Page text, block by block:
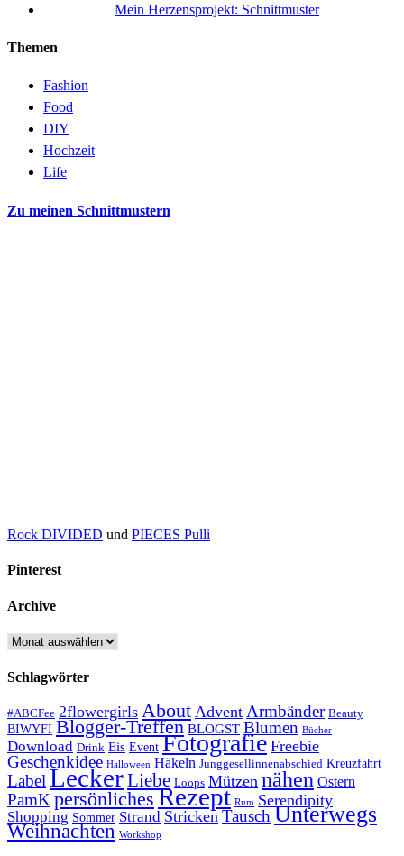
Mein Herzensprojekt: Schnittmuster
Themen
Fashion
Food
DIY
Hochzeit
Life
Zu meinen Schnittmustern
Rock DIVIDED und PIECES Pulli
Pinterest
Archive
Archive
Schlagwörter
#ABCFee 2flowergirls About Advent Armbänder Beauty
BIWYFI Blogger-Treffen BLOGST Blumen Bücher
Download Drink Eis Event Fotografie Freebie
Geschenkidee Halloween Häkeln Junggesellinnenabschied Kreuzfahrt
LabelLeckerLiebe Loops Mützen nähen Ostern
PamKpersönliches Rezept Rum Serendipity
Shopping Sommer Strand Stricken TauschUnterwegs
Weihnachten Workshop